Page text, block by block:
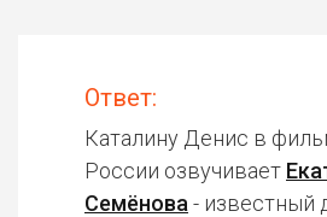
Ответ:
Каталину Денис в
России озвучивает
Семёнова - известный